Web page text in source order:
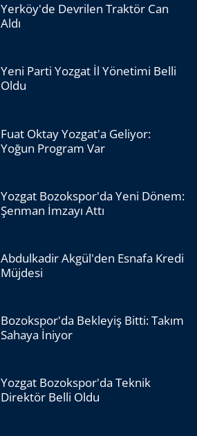
Yerköy'de Devrilen Traktör Can
Aldı
Yeni Parti Yozgat İl Yönetimi Belli
Oldu
Fuat Oktay Yozgat'a Geliyor:
Yoğun Program Var
Yozgat Bozokspor'da Yeni Dönem:
Şenman İmzayı Attı
Abdulkadir Akgül'den Esnafa Kredi
Müjdesi
Bozokspor'da Bekleyiş Bitti: Takım
Sahaya İniyor
Yozgat Bozokspor'da Teknik
Direktör Belli Oldu